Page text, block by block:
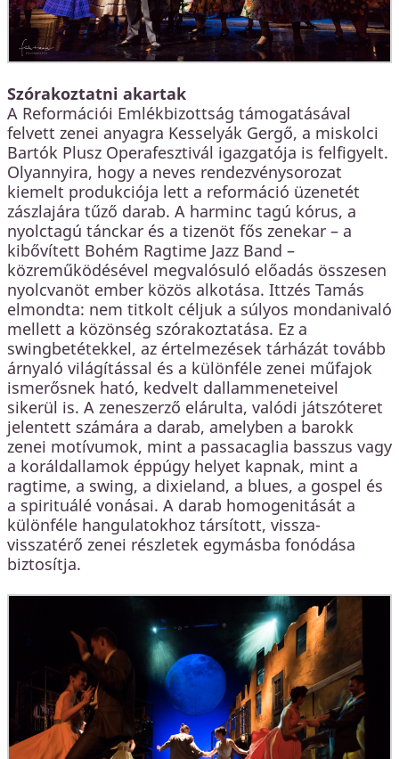
Szórakoztatni akartak
A Reformációi Emlékbizottság támogatásával
felvett zenei anyagra Kesselyák Gergő, a miskolci
Bartók Plusz Operafesztivál igazgatója is felfigyelt.
Olyannyira, hogy a neves rendezvénysorozat
kiemelt produkciója lett a reformáció üzenetét
zászlajára tűző darab. A harminc tagú kórus, a
nyolctagú tánckar és a tizenöt fős zenekar – a
kibővített Bohém Ragtime Jazz Band –
közreműködésével megvalósuló előadás összesen
nyolcvanöt ember közös alkotása. Ittzés Tamás
elmondta: nem titkolt céljuk a súlyos mondanivaló
mellett a közönség szórakoztatása. Ez a
swingbetétekkel, az értelmezések tárházát tovább
árnyaló világítással és a különféle zenei műfajok
ismerősnek ható, kedvelt dallammeneteivel
sikerül is. A zeneszerző elárulta, valódi játszóteret
jelentett számára a darab, amelyben a barokk
zenei motívumok, mint a passacaglia basszus vagy
a koráldallamok éppúgy helyet kapnak, mint a
ragtime, a swing, a dixieland, a blues, a gospel és
a spirituálé vonásai. A darab homogenitását a
különféle hangulatokhoz társított, vissza-
visszatérő zenei részletek egymásba fonódása
biztosítja.